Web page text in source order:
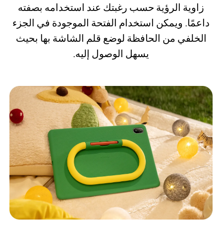
زاوية الرؤية حسب رغبتك عند استخدامه بصفته
داعمًا. ويمكن استخدام الفتحة الموجودة في الجزء
الخلفي من الحافظة لوضع قلم الشاشة بها بحيث
يسهل الوصول إليه.